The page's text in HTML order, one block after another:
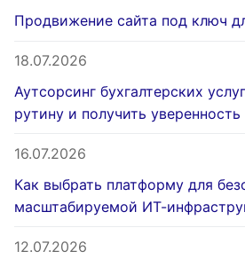
Продвижение сайта под ключ
18.07.2026
Аутсорсинг бухгалтерских
рутину и получить
16.07.2026
Как выбрать платформу для
масштабируемой ИТ-
12.07.2026